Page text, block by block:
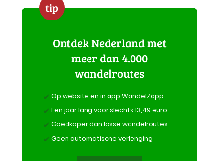
tip
Ontdek Nederland met
meer dan 4.000
wandelroutes
Op website en in app WandelZapp
Een jaar lang voor slechts 13,49 euro
Goedkoper dan losse wandelroutes
Geen automatische verlenging